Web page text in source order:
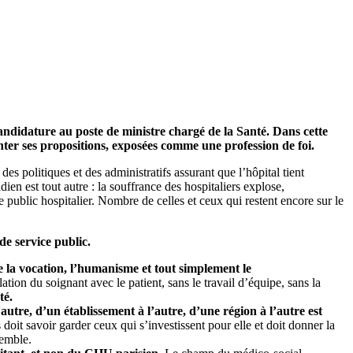
au poste de ministre chargé de la Santé. Dans cette
ses propositions, exposées comme une profession de foi.
politiques et des administratifs assurant que l’hôpital tient
est tout autre : la souffrance des hospitaliers explose,
hospitalier. Nombre de celles et ceux qui restent encore sur le
service public.
vocation, l’humanisme et tout simplement le
du soignant avec le patient, sans le travail d’équipe, sans la
d’un établissement à l’autre, d’une région à l’autre est
savoir garder ceux qui s’investissent pour elle et doit donner la